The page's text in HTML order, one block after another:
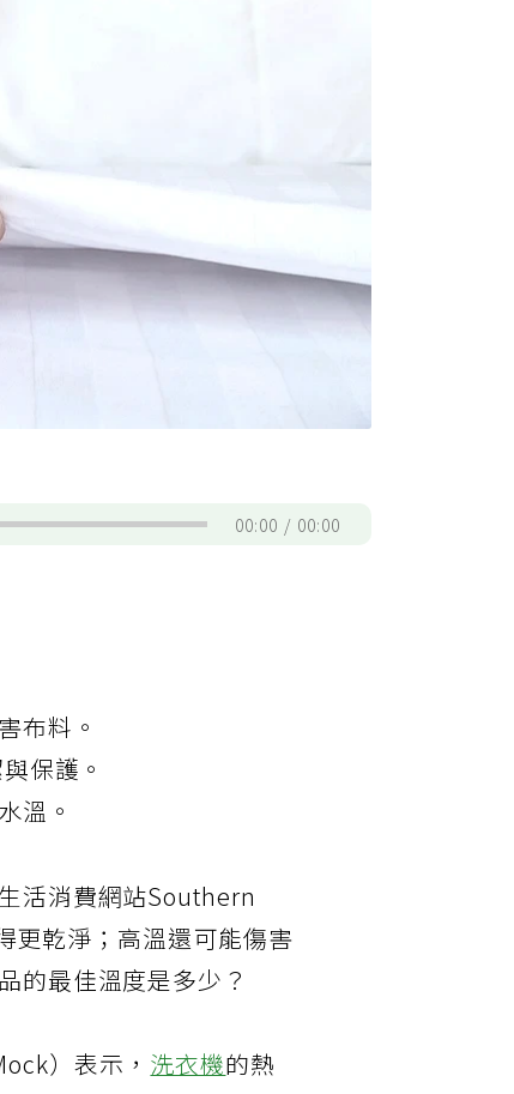
00:00 00:00
布料。
保護。
溫。
活消費網站Southern
更乾淨；高溫還可能傷害
的最佳溫度是多少？
）表示，洗衣機的熱